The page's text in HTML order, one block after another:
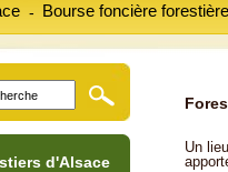
Bourse foncière forestière
-
Un
d'Alsace